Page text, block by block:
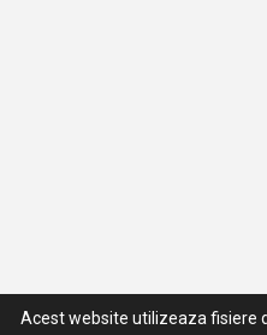
Acest website utilizeaza fisiere